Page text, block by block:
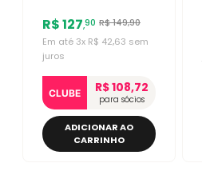
Gruner Veltliner
Strawanzer 750ml
R$127,90 R$149,90
Em até 3x R$ 42,63 sem
juros
CLUBE R$ 108,72
para sócios
ADICIONAR AO
CARRINHO